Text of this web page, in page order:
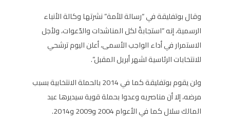
وقال بوتفليقة في “رسالة للأمة” نشرتها وكالة الأنباء
الرسمية، إنه “استجابةً لكل المناشدات والدّعوات، ولأجل
الاستمرار في أداء الواجب الأسمى، أعلن اليوم ترشحي
للانتخابات الرئاسية لشهر أبريل المقبل”.
ولن يقوم بوتفليقة كما في 2014 بالحملة الانتخابية بسبب
مرضه، إلا أن مناصريه وعدوا بحملة قوية سيديرها عبد
المالك سلال كما في الأعوام 2004 و2009 و2014.